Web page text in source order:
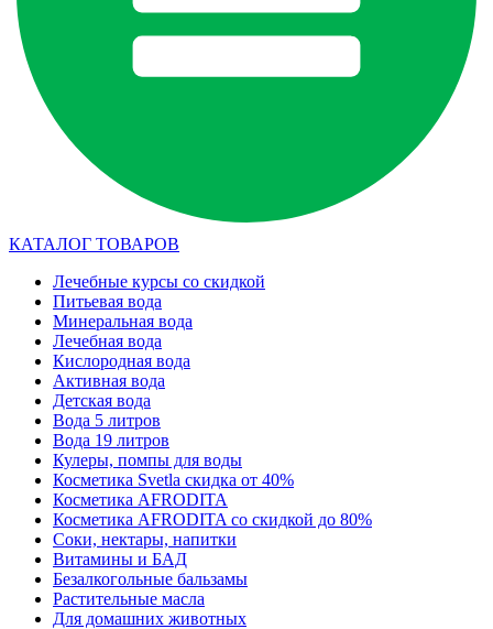
КАТАЛОГ ТОВАРОВ
Лечебные курсы со скидкой
Питьевая вода
Минеральная вода
Лечебная вода
Кислородная вода
Активная вода
Детская вода
Вода 5 литров
Вода 19 литров
Кулеры, помпы для воды
Косметика Svetla скидка от 40%
Косметика AFRODITA
Косметика AFRODITA со скидкой до 80%
Соки, нектары, напитки
Витамины и БАД
Безалкогольные бальзамы
Растительные масла
Для домашних животных